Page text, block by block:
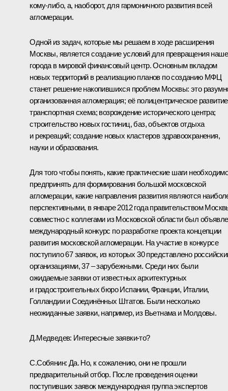
кому‑либо, а, наоборот, для гармоничного развития всей
агломерации.
Одной из задач, которые мы решаем в ходе расширения
Москвы, является создание условий для превращения
города в мировой финансовый центр. Основным вкладом
новых территорий в реализацию планов по созданию МФЦ
станет решение накопившихся проблем Москвы: это
организованная агломерация; её полицентрическое
транспортная схема; возрождение исторического центра;
строительство новых гостиниц, баз, объектов отдыха
и рекреаций; создание новых кластеров здравоохранения,
науки и образования.
Для того чтобы понять, какие практические шаги
предпринять для формирования большой московской
агломерации, какие направления развития являются
перспективными, в январе 2012 года правительством
совместно с коллегами из Московской области был
международный конкурс по разработке проекта концепции
развития московской агломерации. На участие в конкурсе
поступило 67 заявок, из которых 30 представлено
организациями, 37 – зарубежными. Среди них были
ожидаемые заявки от известных архитектурных
и градостроительных бюро Испании, Франции, Италии,
Голландии и Соединённых Штатов. Были несколько
неожиданные заявки, например, из Вьетнама и Молдовы.
Д.Медведев: Интересные заявки‑то?
С.Собянин: Да. Но, к сожалению, они не прошли
предварительный отбор. После проведения оценки
поступивших заявок международная группа экспертов